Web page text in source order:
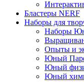
Бластеры NERF
Наборы для
Наборы
Опыты и
Юный
Юный
Юный